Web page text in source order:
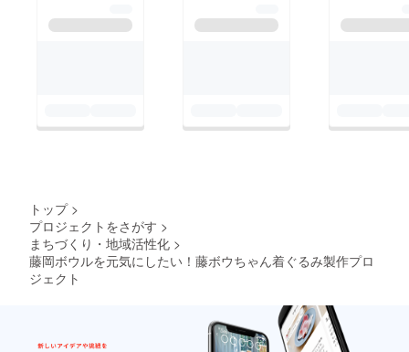
トップ >
プロジェクトをさがす >
まちづくり・地域活性化 >
藤岡ボウルを元気にしたい！藤ボウちゃん着ぐるみ製作プロ
ジェクト